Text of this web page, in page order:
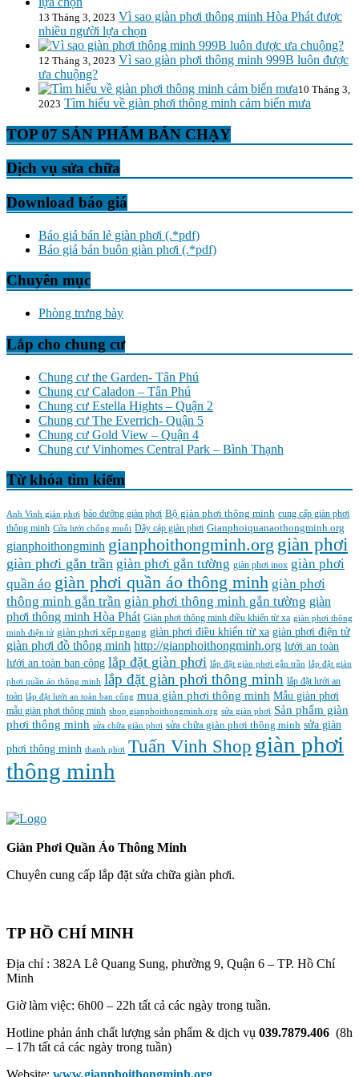
13 Tháng 3, 2023 Vì sao giàn phơi thông minh Hòa Phát được
nhiều người lựa chọn
12 Tháng 3, 2023 Vì sao giàn phơi thông minh 999B luôn được
ưa chuộng?
10 Tháng 3,
2023 Tìm hiểu về giàn phơi thông minh cảm biến mưa
TOP 07 SẢN PHẨM BÁN CHẠY
Dịch vụ sửa chữa
Download báo giá
Báo giá bán lẻ giàn phơi (.*pdf)
Báo giá bán buôn giàn phơi (.*pdf)
Chuyên mục
Phòng trưng bày
Lắp cho chung cư
Chung cư the Garden- Tân Phú
Chung cư Caladon – Tân Phú
Chung cư Estella Hights – Quận 2
Chung cư The Everrich- Quận 5
Chung cư Gold View – Quận 4
Chung cư Vinhomes Central Park – Bình Thạnh
Từ khóa tìm kiếm
Anh Vinh giàn phơi bảo dưỡng giàn phơi Bộ giàn phơi thông minh cung cấp giàn phơi
thông minh Cửa lưới chống muỗi Dây cáp giàn phơi Gianphoiquanaothongminh.org
gianphoithongminh gianphoithongminh.org giàn phơi
giàn phơi gắn trần giàn phơi gắn tường giàn phơi inox giàn phơi
quần áo giàn phơi quần áo thông minh giàn phơi
thông minh gắn trần giàn phơi thông minh gắn tường giàn
phơi thông minh Hòa Phát Giàn phơi thông minh điều khiển từ xa giàn phơi thông
minh điện tử giàn phơi xếp ngang giàn phơi điều khiển từ xa giàn phơi điện tử
giàn phơi đồ thông minh http://gianphoithongminh.org lưới an toàn
lưới an toàn ban công lắp đặt giàn phơi lắp đặt giàn phơi gắn trần lắp đặt giàn
phơi quần áo thông minh lắp đặt giàn phơi thông minh lắp đặt lưới an
toàn lắp đặt lưới an toàn ban công mua giàn phơi thông minh Mẫu giàn phơi
mẫu giàn phơi thông minh shop gianphoithongminh.org sửa giàn phơi Sản phẩm giàn
phơi thông minh sửa chữa giàn phơi sửa chữa giàn phơi thông minh sửa giàn
phơi thông minh thanh phơi Tuấn Vinh Shop ‌giàn‌ ‌phơi‌
‌thông‌ ‌minh
Giàn Phơi Quần Áo Thông Minh
Chuyên cung cấp lắp đặt sửa chữa giàn phơi.
TP HỒ CHÍ MINH
Địa chỉ : 382A Lê Quang Sung, phường 9, Quận 6 – TP. Hồ Chí
Minh
Giờ làm việc: 6h00 – 22h tất cả các ngày trong tuần.
Hotline phản ánh chất lượng sản phẩm & dịch vụ 039.7879.406 (8h
– 17h tất cả các ngày trong tuần)